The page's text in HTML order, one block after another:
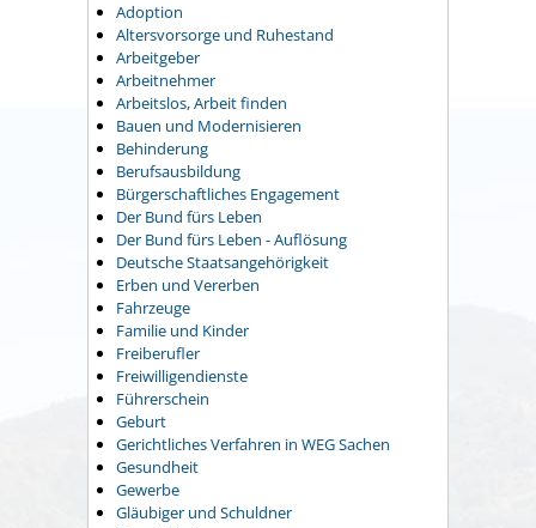
Adoption
Altersvorsorge und Ruhestand
Arbeitgeber
Arbeitnehmer
Arbeitslos, Arbeit finden
Bauen und Modernisieren
Behinderung
Berufsausbildung
Bürgerschaftliches Engagement
Der Bund fürs Leben
Der Bund fürs Leben - Auflösung
Deutsche Staatsangehörigkeit
Erben und Vererben
Fahrzeuge
Familie und Kinder
Freiberufler
Freiwilligendienste
Führerschein
Geburt
Gerichtliches Verfahren in WEG Sachen
Gesundheit
Gewerbe
Gläubiger und Schuldner